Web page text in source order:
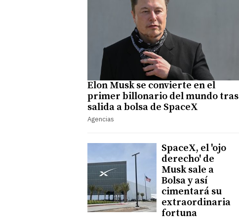
Elon Musk se convierte en el
primer billonario del mundo tras
salida a bolsa de SpaceX
Agencias
SpaceX, el 'ojo
derecho' de
Musk sale a
Bolsa y así
cimentará su
extraordinaria
fortuna